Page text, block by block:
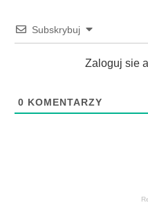
Subskrybuj
Zaloguj sie
0 KOMENTARZY